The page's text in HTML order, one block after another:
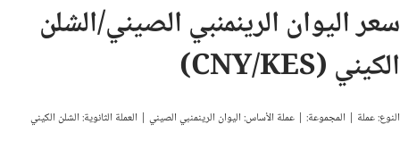
GBP/USD
USD/JPY
USD/CAD
سعر اليوان الرينمنبي الصيني/الشلن
الكيني (CNY/KES)
النوع: عملة | المجموعة: | عملة الأساس: اليوان الرينمنبي الصيني | العملة الثانوية: الشلن الكيني